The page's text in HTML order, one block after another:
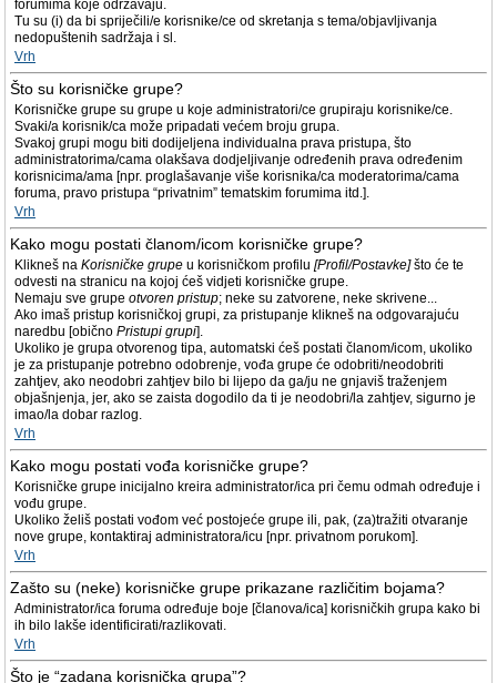
forumima koje održavaju.
Tu su (i) da bi spriječili/e korisnike/ce od skretanja s tema/objavljivanja
nedopuštenih sadržaja i sl.
Vrh
Što su korisničke grupe?
Korisničke grupe su grupe u koje administratori/ce grupiraju korisnike/ce.
Svaki/a korisnik/ca može pripadati većem broju grupa.
Svakoj grupi mogu biti dodijeljena individualna prava pristupa, što
administratorima/cama olakšava dodjeljivanje određenih prava određenim
korisnicima/ama [npr. proglašavanje više korisnika/ca moderatorima/cama
foruma, pravo pristupa “privatnim” tematskim forumima itd.].
Vrh
Kako mogu postati članom/icom korisničke grupe?
Klikneš na Korisničke grupe u korisničkom profilu [Profil/Postavke]što će te
odvesti na stranicu na kojoj ćeš vidjeti korisničke grupe.
Nemaju sve grupe otvoren pristup; neke su zatvorene, neke skrivene...
Ako imaš pristup korisničkoj grupi, za pristupanje klikneš na odgovarajuću
naredbu [obično Pristupi grupi].
Ukoliko je grupa otvorenog tipa, automatski ćeš postati članom/icom, ukoliko
je za pristupanje potrebno odobrenje, vođa grupe će odobriti/neodobriti
zahtjev, ako neodobri zahtjev bilo bi lijepo da ga/ju ne gnjaviš traženjem
objašnjenja, jer, ako se zaista dogodilo da ti je neodobri/la zahtjev, sigurno je
imao/la dobar razlog.
Vrh
Kako mogu postati vođa korisničke grupe?
Korisničke grupe inicijalno kreira administrator/ica pri čemu odmah određuje i
vođu grupe.
Ukoliko želiš postati vođom već postojeće grupe ili, pak, (za)tražiti otvaranje
nove grupe, kontaktiraj administratora/icu [npr. privatnom porukom].
Vrh
Zašto su (neke) korisničke grupe prikazane različitim bojama?
Administrator/ica foruma određuje boje [članova/ica] korisničkih grupa kako bi
ih bilo lakše identificirati/razlikovati.
Vrh
Što je “zadana korisnička grupa”?